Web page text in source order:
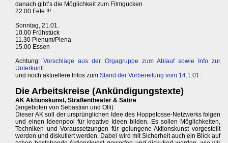
danach gibt’s die Möglichkeit zum Filmgucken
22.00 Fete !!!
Sonntag, 21.01.
10.00 Frühstück
11.30 Plenum/Plena
15.00 Essen
Achtung:Vorschläge aus der Orgagruppe zum Ablauf sowie Info zur
Unterkunft.
und noch aktuellere Infos zum Stand der Vorbereitung vom 14.1.01.
Die Arbeitskreise (Ankündigungstexte)
AK Aktionskunst, Straßentheater & Satire
(angeboten von Sebastian und Olli)
Dieser AK soll der ursprünglichen Idee des Hoppetosse-Netzwerks folgen
und einen Ideenpool für kreative Ideen bilden. Es sollen Möglichkeiten,
Techniken und Voraussetzungen für gelungene Aktionskunst vorgestellt
werden und diskutiert werden. Dabei wird mit Sicherheit auch ein Blick auf